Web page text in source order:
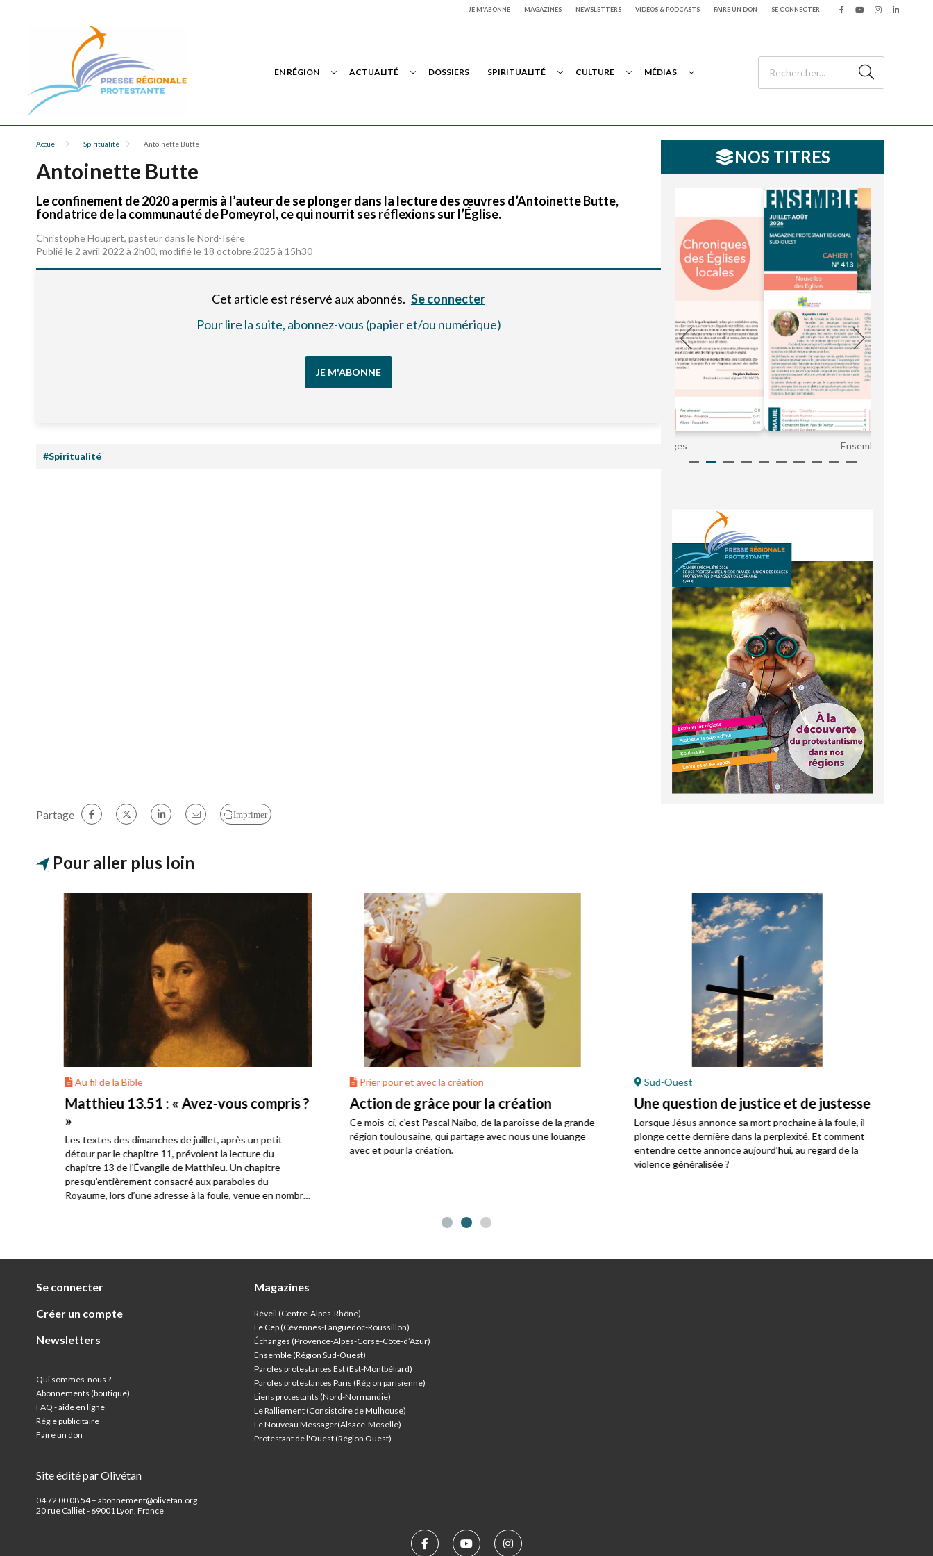
JE M'ABONNE MAGAZINES NEWSLETTERS VIDÉOS & PODCASTS FAIRE UN DON SE CONNECTER
EN RÉGION ACTUALITÉ DOSSIERS SPIRITUALITÉ CULTURE MÉDIAS
Accueil Spiritualité Antoinette Butte
Antoinette Butte
Le confinement de 2020 a permis à l’auteur de se plonger dans la lecture des œuvres d’Antoinette Butte,
fondatrice de la communauté de Pomeyrol, ce qui nourrit ses réflexions sur l’Église.
Christophe Houpert, pasteur dans le Nord-Isère
Publié le 2 avril 2022 à 2h00, modifié le 18 octobre 2025 à 15h30
Cet article est réservé aux abonnés. Se connecter
Pour lire la suite, abonnez-vous (papier et/ou numérique)
JE M'ABONNE
#Spiritualité
NOS TITRES
Partage Imprimer
Pour aller plus loin
Au fil de la Bible
Matthieu 13.51 : « Avez-vous compris ?
»
Les textes des dimanches de juillet, après un petit
détour par le chapitre 11, prévoient la lecture du
chapitre 13 de l’Évangile de Matthieu. Un chapitre
presqu’entièrement consacré aux paraboles du
Royaume, lors d’une adresse à la foule, venue en nombre
Prier pour et avec la création
Action de grâce pour la création
Ce mois-ci, c'est Pascal Naïbo, de la paroisse de la grande
région toulousaine, qui partage avec nous une louange
avec et pour la création.
Sud-Ouest
Une question de justice et de justesse
Lorsque Jésus annonce sa mort prochaine à la foule, il
plonge cette dernière dans la perplexité. Et comment
entendre cette annonce aujourd’hui, au regard de la
violence généralisée ?
Se connecter
Créer un compte
Newsletters
Qui sommes-nous ?
Abonnements (boutique)
FAQ - aide en ligne
Régie publicitaire
Faire un don
Site édité par Olivétan
04 72 00 08 54 – abonnement@olivetan.org
20 rue Calliet - 69001 Lyon, France
Magazines
Réveil (Centre-Alpes-Rhône)
Le Cep (Cévennes-Languedoc-Roussillon)
Échanges (Provence-Alpes-Corse-Côte-d’Azur)
Ensemble (Région Sud-Ouest)
Paroles protestantes Est (Est-Montbéliard)
Paroles protestantes Paris (Région parisienne)
Liens protestants (Nord-Normandie)
Le Ralliement (Consistoire de Mulhouse)
Le Nouveau Messager(Alsace-Moselle)
Protestant de l'Ouest (Région Ouest)